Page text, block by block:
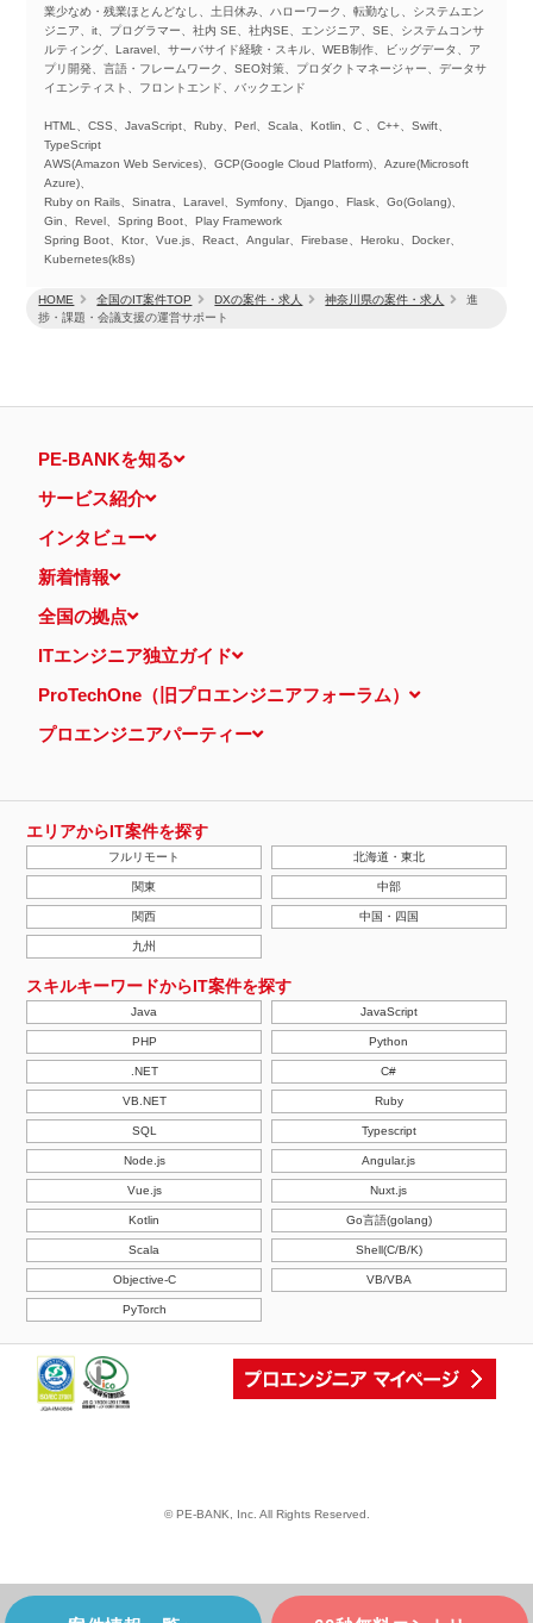
HOME 全国のIT案件TOP DXの案件・求人 神奈川県の案件・求人
進
捗・課題・会議支援の運営サポート
業少なめ・残業ほとんどなし、土日休み、ハローワーク、転勤なし、システムエン
ジニア、it、プログラマー、社内 SE、社内SE、エンジニア、SE、システムコンサ
ルティング、Laravel、サーバサイド経験・スキル、WEB制作、ビッグデータ、ア
プリ開発、言語・フレームワーク、SEO対策、プロダクトマネージャー、データサ
イエンティスト、フロントエンド、バックエンド
HTML、CSS、JavaScript、Ruby、Perl、Scala、Kotlin、C 、C++、Swift、
TypeScript
AWS(Amazon Web Services)、GCP(Google Cloud Platform)、Azure(Microsoft
Azure)、
Ruby on Rails、Sinatra、Laravel、Symfony、Django、Flask、Go(Golang)、
Gin、Revel、Spring Boot、Play Framework
Spring Boot、Ktor、Vue.js、React、Angular、Firebase、Heroku、Docker、
Kubernetes(k8s)
PE-BANKを知る
サービス紹介
インタビュー
新着情報
全国の拠点
ITエンジニア独立ガイド
ProTechOne（旧プロエンジニアフォーラム）
プロエンジニアパーティー
エリアからIT案件を探す
フルリモート 北海道・東北
関東 中部
関西 中国・四国
九州
スキルキーワードからIT案件を探す
Java JavaScript
PHP Python
.NET C#
VB.NET Ruby
SQL Typescript
Node.js Angular.js
Vue.js Nuxt.js
Kotlin Go言語(golang)
Scala Shell(C/B/K)
Objective-C VB/VBA
PyTorch
© PE-BANK, Inc. All Rights Reserved.